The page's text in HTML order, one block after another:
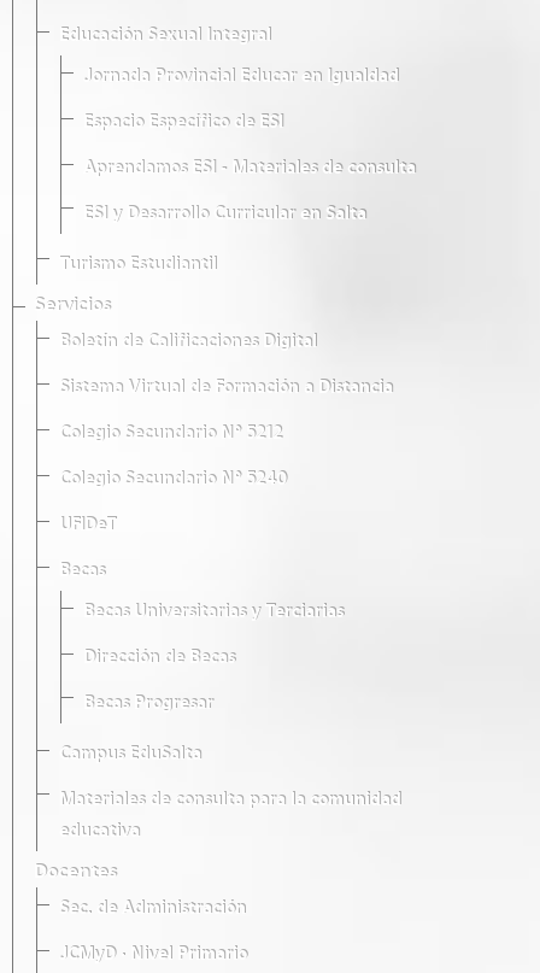
Educación Sexual Integral
Jornada Provincial Educar en Igualdad
Espacio Específico de ESI
Aprendamos ESI - Materiales de consulta
ESI y Desarrollo Curricular en Salta
Turismo Estudiantil
Servicios
Boletín de Calificaciones Digital
Sistema Virtual de Formación a Distancia
Colegio Secundario Nº 5212
Colegio Secundario Nº 5240
UFIDeT
Becas
Becas Universitarias y Terciarias
Dirección de Becas
Becas Progresar
Campus EduSalta
Materiales de consulta para la comunidad
educativa
Docentes
Sec. de Administración
JCMyD · Nivel Primario